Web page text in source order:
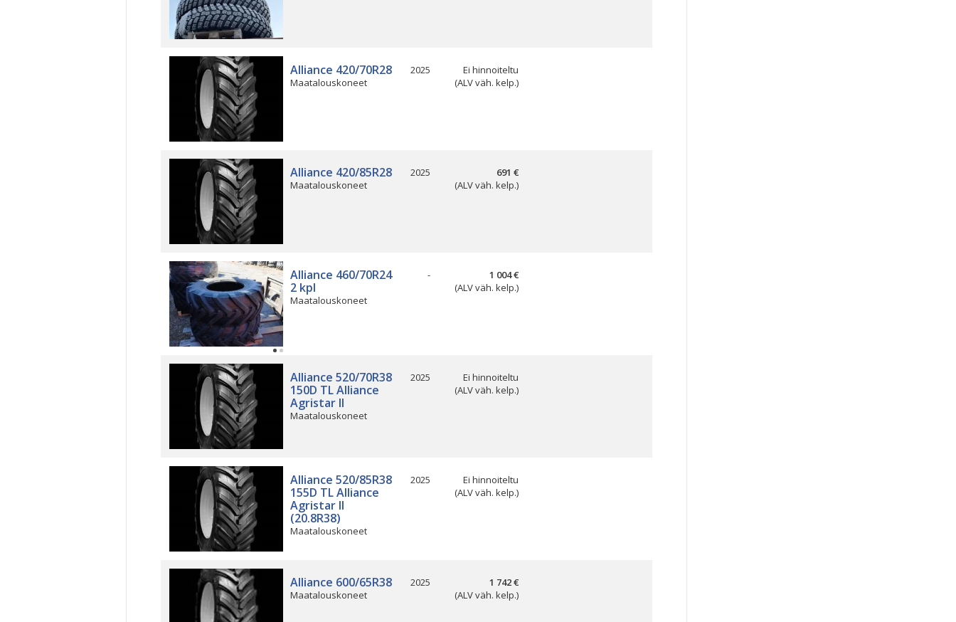
Alliance 420/70R28
Maatalouskoneet
2025
Ei hinnoiteltu
(ALV väh. kelp.)
Alliance 420/85R28
Maatalouskoneet
2025
691 €
(ALV väh. kelp.)
Alliance 460/70R24
2 kpl
Maatalouskoneet
-
1 004 €
(ALV väh. kelp.)
Alliance 520/70R38
150D TL Alliance
Agristar II
Maatalouskoneet
2025
Ei hinnoiteltu
(ALV väh. kelp.)
Alliance 520/85R38
155D TL Alliance
Agristar II
(20.8R38)
Maatalouskoneet
2025
Ei hinnoiteltu
(ALV väh. kelp.)
Alliance 600/65R38
Maatalouskoneet
2025
1 742 €
(ALV väh. kelp.)